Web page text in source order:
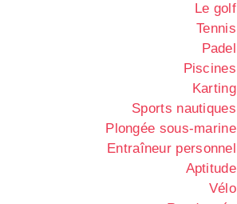
Le golf
Tennis
Padel
Piscines
Karting
Sports nautiques
Plongée sous-marine
Entraîneur personnel
Aptitude
Vélo